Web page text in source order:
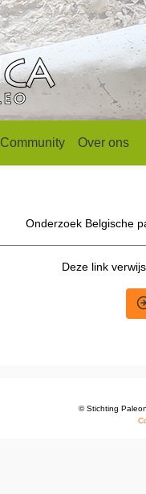
Community Over ons
Onderzoek Belgische
Deze link
© Stichting